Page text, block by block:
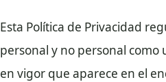
Esta Política de Privacidad
personal y no personal como
en vigor que aparece en el